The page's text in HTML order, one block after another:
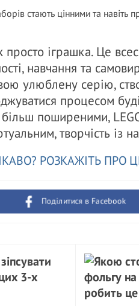
стають цінними та
просто іграшка. Це
навчання та
улюблену серію,
процесом
більш поширеними,
творчість із
РОЗКАЖІТЬ ПРО
Поділитися в Facebook